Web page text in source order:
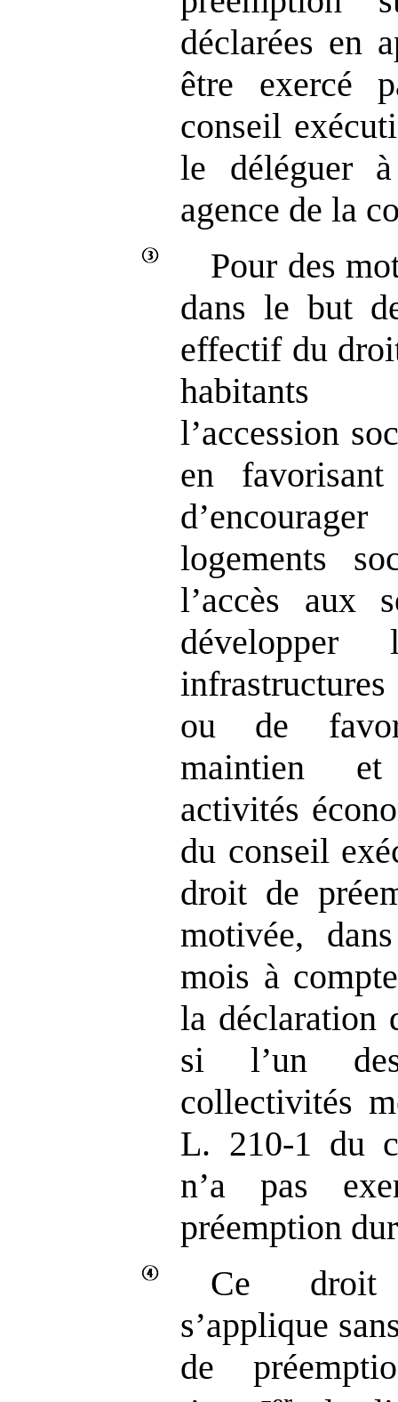
déclarées en
être exercé
conseil
le déléguer
agence de la
Pour des
dans le but
effectif du
habitants
l’accession
en
logements
l’accès aux
ou de
maintien
activités
du conseil
droit de
motivée,
mois à
la déclaration
si l’un
collectivités
L. 210‑1 du
n’a pas
préemption
Ce droit
s’applique
de